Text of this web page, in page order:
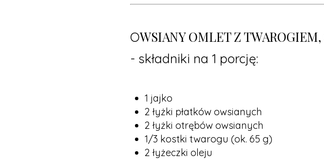
OWSIANY OMLET Z
- składniki na 1 porcję:
1 jajko
2 łyżki płatków owsianych
2 łyżki otrębów owsianych
1/3 kostki twarogu (ok. 65 g)
2 łyżeczki oleju